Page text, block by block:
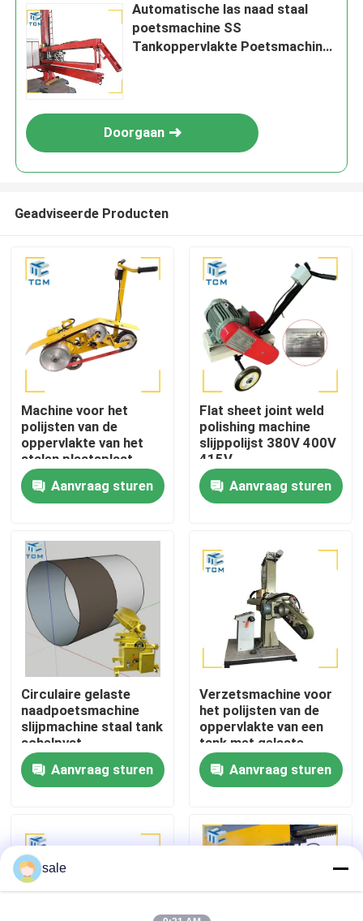
Huis
Producten
Over ons
Fabriekstocht
Kwaliteitscontrole
Neem contact met ons op
Nieuws
Vraag een offerte
Automatische las naad staal
poetsmachine SS
Tankoppervlakte Poetsmachine
Doorgaan
Geadviseerde Producten
Machine voor het
polijsten van de
oppervlakte van het
stalen plaatsplaat
Lasmachine voor het
polijsten van de
oppervlakte van het
plaatsplaatsplaatsplaat
Aanvraag sturen
Flat sheet joint weld
polishing machine
slijppolijst 380V 400V
415V
Aanvraag sturen
Circulaire gelaste
naadpoetsmachine
slijpmachine staal tank
schelpvat
Aanvraag sturen
Verzetsmachine voor
het polijsten van de
oppervlakte van een
tank met gelaste
schelpen 6 ~ 12m2/h
Polijsten van platte
oppervlakken
Aanvraag sturen
sale